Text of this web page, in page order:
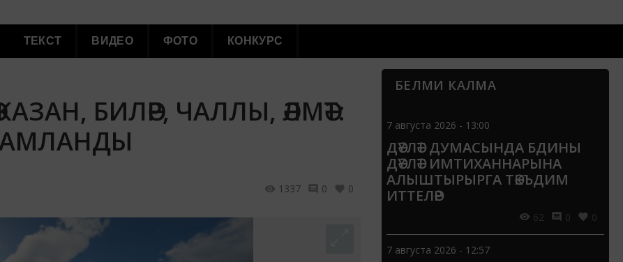
ТЕКСТ ВИДЕО ФОТО КОНКУРС
БИЛӘР, ЧАЛЛЫ, ӘЛМӘТ:
1337 0 0
БЕЛМИ КАЛМА
7 августа 2026 - 13:00
ДӘҮЛӘТ ДУМАСЫНДА БДИНЫ
ДӘҮЛӘТ ИМТИХАННАРЫНА
АЛЫШТЫРЫРГА ТӘКЪДИМ
ИТТЕЛӘР
62 0 0
7 августа 2026 - 12:57